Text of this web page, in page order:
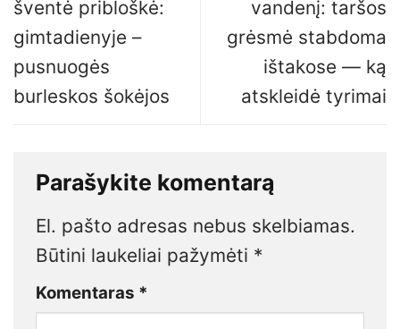
šventė pribloškė:
gimtadienyje –
pusnuogės
burleskos šokėjos
vandenį: taršos
grėsmė stabdoma
ištakose — ką
atskleidė tyrimai
Parašykite komentarą
El. pašto adresas nebus skelbiamas.
Būtini laukeliai pažymėti *
Komentaras *